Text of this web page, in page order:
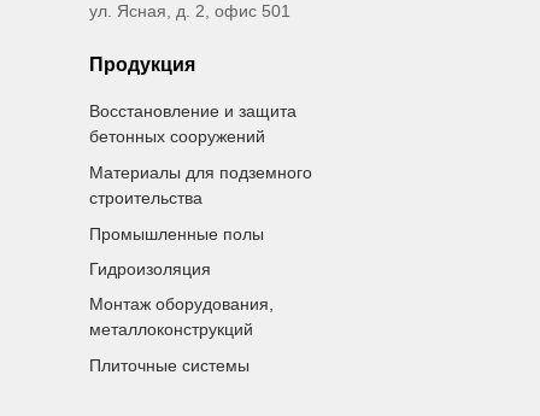
ул. Ясная, д. 2, офис 501
Продукция
Восстановление и защита
бетонных сооружений
Материалы для подземного
строительства
Промышленные полы
Гидроизоляция
Монтаж оборудования,
металлоконструкций
Плиточные системы